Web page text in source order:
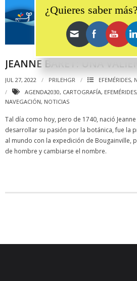
JEANNE BARET: UNA
JUL 27, 2022 PRILEHGR EFEMÉRIDES,
AGENDA2030, CARTOGRAFÍA, EFEMÉRIDES,
NAVEGACIÓN, NOTICIAS
Tal día como hoy, pero de 1740, nació
desarrollar su pasión por la botánica, fue la
al mundo con la expedición de Bougainville,
de hombre y cambiarse el nombre.
¿Quieres saber